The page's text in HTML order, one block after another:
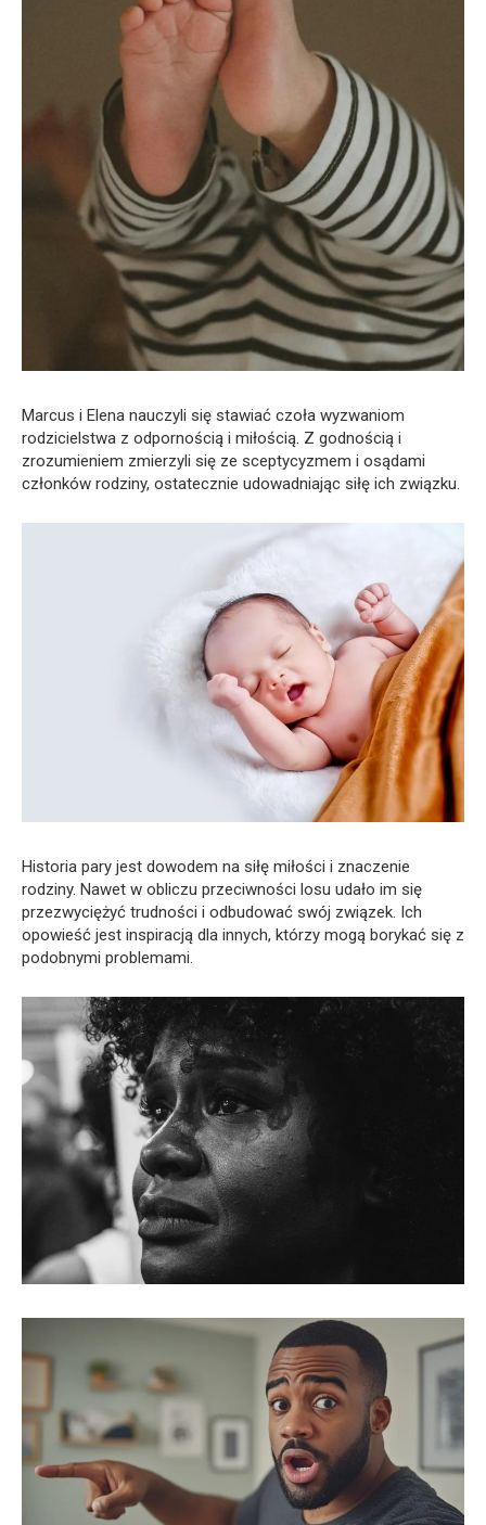
Marcus i Elena nauczyli się stawiać czoła wyzwaniom
rodzicielstwa z odpornością i miłością. Z godnością i
zrozumieniem zmierzyli się ze sceptycyzmem i osądami
członków rodziny, ostatecznie udowadniając siłę ich związku.
Historia pary jest dowodem na siłę miłości i znaczenie
rodziny. Nawet w obliczu przeciwności losu udało im się
przezwyciężyć trudności i odbudować swój związek. Ich
opowieść jest inspiracją dla innych, którzy mogą borykać się z
podobnymi problemami.